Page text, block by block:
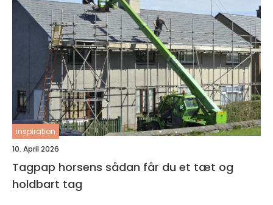
inspiration
10. April 2026
Tagpap horsens sådan får du et tæt og
holdbart tag